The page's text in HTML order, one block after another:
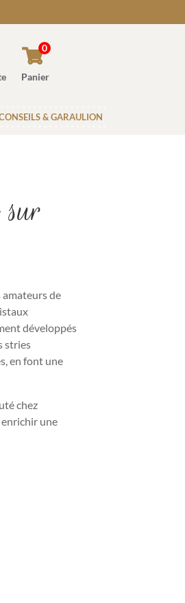
Panier
0
& GARAULION
amateurs de
développés
stries
en font une
chez
une